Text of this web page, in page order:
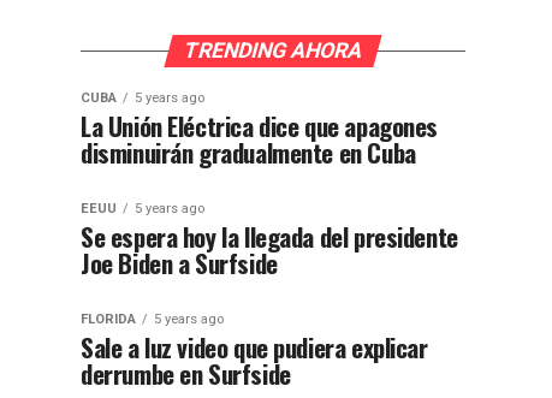
TRENDING AHORA
CUBA 5 years ago
La Unión Eléctrica dice que apagones
disminuirán gradualmente en Cuba
EEUU 5 years ago
Se espera hoy la llegada del presidente
Joe Biden a Surfside
FLORIDA 5 years ago
Sale a luz video que pudiera explicar
derrumbe en Surfside